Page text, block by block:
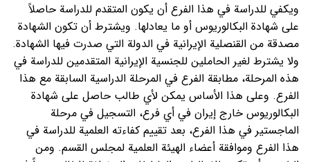
ويكفي للدراسة في هذا الفرع أن يكون المتقدم للدراسة حاصلاً
على شهادة البكالوريوس أو ما يعادلها. ويشترط أن تكون الشهادة
مصدقة من القنصلية الإيرانية في الدولة التي صدرت فيها الشهادة.
ولا يشترط لغير الحاملين للجنسية الإيرانية المتقدمين للدراسة في
هذه المرحلة، مطابقة الفرع في المرحلة الدراسية السابقة مع هذا
الفرع. وعلى هذا الأساس يمكن لأي طالب حاصل على شهادة
البكالوريوس خارج إيران في أي فرع، التسجيل في مرحلة
الماجستير في هذا الفرع، بعد تقييم كفاءته العلمية للدراسة في
هذا الفرع وموافقة أعضاء الهيئة العلمية لمجلس القسم. ومن